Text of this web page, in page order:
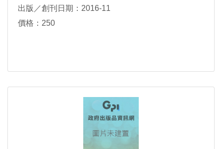
出版／創刊日期：2016-11
價格：250